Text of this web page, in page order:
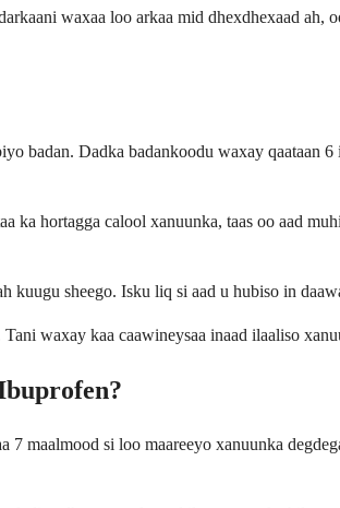
waxaa loo arkaa mid dhexdhexaad
badan. Dadka badankoodu waxay qaataan
ka hortagga calool xanuunka, taas oo aad
sheego. Isku liq si aad u hubiso in
waxay kaa caawineysaa inaad ilaaliso
7 maalmood si loo maareeyo xanuunka